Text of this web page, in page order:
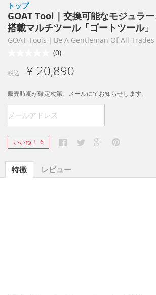
トップ
GOAT Tool｜交換可能なモジュラ
搭載マルチツール「ゴートツール」
GOAT Tools｜Be A Gentleman Of All Trades
(0)
税込 ¥ 20,890
販売時期が確定次第、メールにてお知らせします。
いいね！ 6
特徴 レビュー